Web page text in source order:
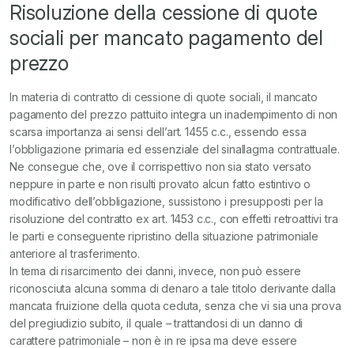
Risoluzione della cessione di quote
sociali per mancato pagamento del
prezzo
In materia di contratto di cessione di quote sociali, il mancato
pagamento del prezzo pattuito integra un inadempimento di non
scarsa importanza ai sensi dell’art. 1455 c.c., essendo essa
l’obbligazione primaria ed essenziale del sinallagma contrattuale.
Ne consegue che, ove il corrispettivo non sia stato versato
neppure in parte e non risulti provato alcun fatto estintivo o
modificativo dell’obbligazione, sussistono i presupposti per la
risoluzione del contratto ex art. 1453 c.c., con effetti retroattivi tra
le parti e conseguente ripristino della situazione patrimoniale
anteriore al trasferimento.
In tema di risarcimento dei danni, invece, non può essere
riconosciuta alcuna somma di denaro a tale titolo derivante dalla
mancata fruizione della quota ceduta, senza che vi sia una prova
del pregiudizio subito, il quale – trattandosi di un danno di
carattere patrimoniale – non è in re ipsa ma deve essere